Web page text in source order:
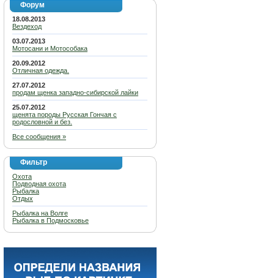
Форум
18.08.2013
Вездеход
03.07.2013
Мотосани и Мотособака
20.09.2012
Отличная одежда.
27.07.2012
продам щенка западно-сибирской лайки
25.07.2012
щенята породы Русская Гончая с
родословной и без.
Все сообщения »
Фильтр
Охота
Подводная охота
Рыбалка
Отдых
Рыбалка на Волге
Рыбалка в Подмосковье